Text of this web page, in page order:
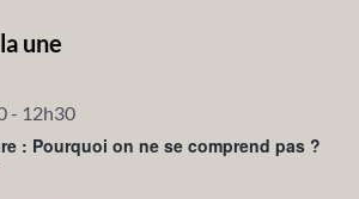
une
- 12h30
: Pourquoi on ne se comprend pas ?